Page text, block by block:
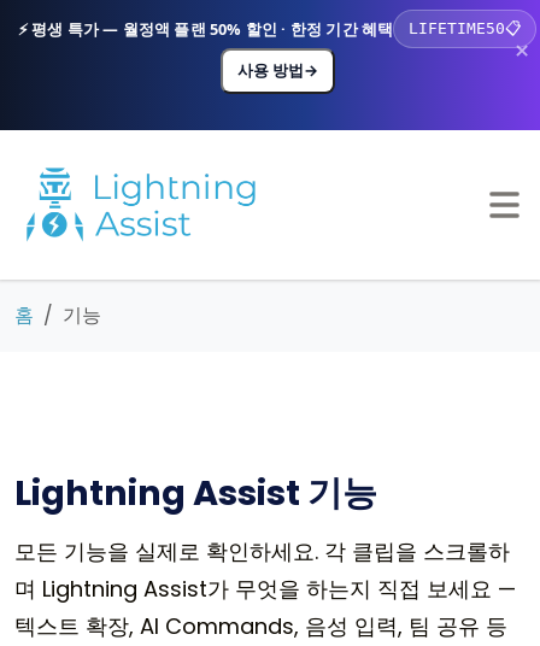
⚡ 평생 특가 — 월정액 플랜 50% 할인 · 한정 기간 혜택 LIFETIME50📋
사용 방법→
×
홈 기능
Lightning Assist 기능
모든 기능을 실제로 확인하세요. 각 클립을 스크롤하
며 Lightning Assist가 무엇을 하는지 직접 보세요 —
텍스트 확장, AI Commands, 음성 입력, 팀 공유 등